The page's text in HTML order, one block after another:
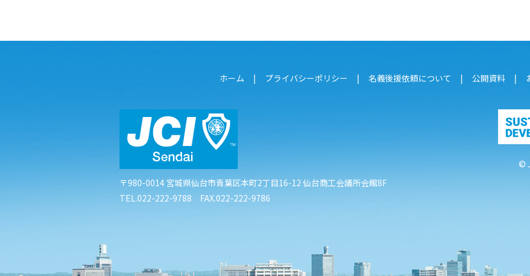
ホーム プライバシーポリシー 名義後援依頼について 公開資料
〒980-0014 宮城県仙台市青葉区本町2丁目16-12 仙台商工会議所会館8F
TEL.022-222-9788 FAX.022-222-9786
©